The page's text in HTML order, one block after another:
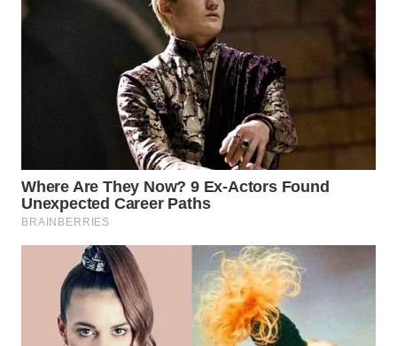
WN
BOGOR
DEPOK
WN
TAPANULI